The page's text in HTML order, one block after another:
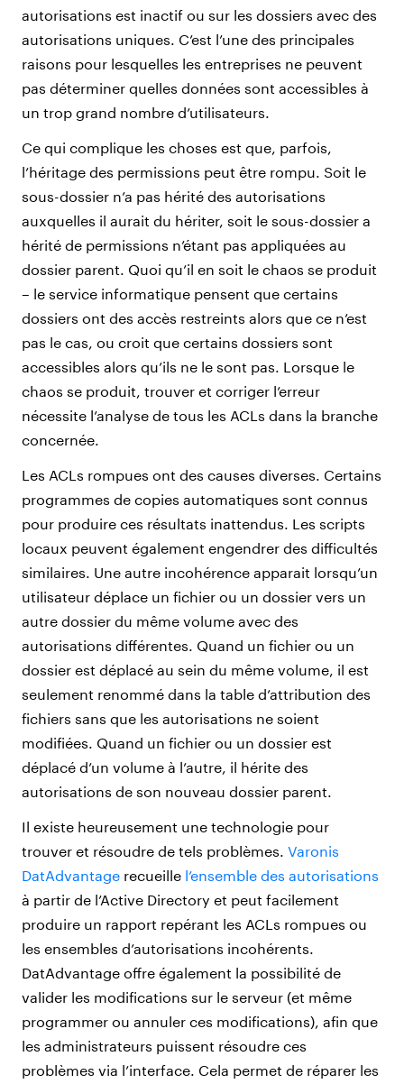
autorisations est inactif ou sur les dossiers avec des
autorisations uniques. C’est l’une des principales
raisons pour lesquelles les entreprises ne peuvent
pas déterminer quelles données sont accessibles à
un trop grand nombre d’utilisateurs.
Ce qui complique les choses est que, parfois,
l’héritage des permissions peut être rompu. Soit le
sous-dossier n’a pas hérité des autorisations
auxquelles il aurait du hériter, soit le sous-dossier a
hérité de permissions n’étant pas appliquées au
dossier parent. Quoi qu’il en soit le chaos se produit
– le service informatique pensent que certains
dossiers ont des accès restreints alors que ce n’est
pas le cas, ou croit que certains dossiers sont
accessibles alors qu’ils ne le sont pas. Lorsque le
chaos se produit, trouver et corriger l’erreur
nécessite l’analyse de tous les ACLs dans la branche
concernée.
Les ACLs rompues ont des causes diverses. Certains
programmes de copies automatiques sont connus
pour produire ces résultats inattendus. Les scripts
locaux peuvent également engendrer des difficultés
similaires. Une autre incohérence apparait lorsqu’un
utilisateur déplace un fichier ou un dossier vers un
autre dossier du même volume avec des
autorisations différentes. Quand un fichier ou un
dossier est déplacé au sein du même volume, il est
seulement renommé dans la table d’attribution des
fichiers sans que les autorisations ne soient
modifiées. Quand un fichier ou un dossier est
déplacé d’un volume à l’autre, il hérite des
autorisations de son nouveau dossier parent.
Il existe heureusement une technologie pour
trouver et résoudre de tels problèmes. Varonis
DatAdvantage recueille l’ensemble des autorisations
à partir de l’Active Directory et peut facilement
produire un rapport repérant les ACLs rompues ou
les ensembles d’autorisations incohérents.
DatAdvantage offre également la possibilité de
valider les modifications sur le serveur (et même
programmer ou annuler ces modifications), afin que
les administrateurs puissent résoudre ces
problèmes via l’interface. Cela permet de réparer les